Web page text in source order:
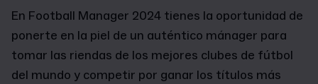
En Football Manager 2024 tienes la oportunidad de
ponerte en la piel de un auténtico mánager para
tomar las riendas de los mejores clubes de fútbol
del mundo y competir por ganar los títulos más